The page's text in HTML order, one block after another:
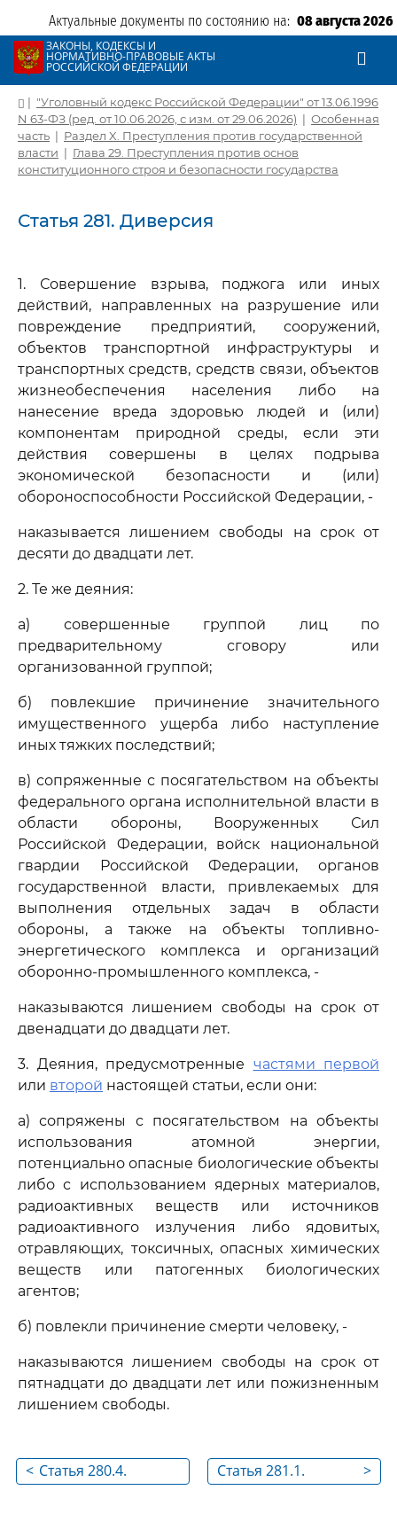
Актуальные документы по состоянию на: 08 августа 2026
ЗАКОНЫ, КОДЕКСЫ И
НОРМАТИВНО-ПРАВОВЫЕ АКТЫ
РОССИЙСКОЙ ФЕДЕРАЦИИ
| "Уголовный кодекс Российской Федерации" от 13.06.1996
N 63-ФЗ (ред. от 10.06.2026, с изм. от 29.06.2026) | Особенная
часть | Раздел X. Преступления против государственной
власти | Глава 29. Преступления против основ
конституционного строя и безопасности государства
Статья 281. Диверсия
1. Совершение взрыва, поджога или иных
действий, направленных на разрушение или
повреждение предприятий, сооружений,
объектов транспортной инфраструктуры и
транспортных средств, средств связи, объектов
жизнеобеспечения населения либо на
нанесение вреда здоровью людей и (или)
компонентам природной среды, если эти
действия совершены в целях подрыва
экономической безопасности и (или)
обороноспособности Российской Федерации, -
наказывается лишением свободы на срок от
десяти до двадцати лет.
2. Те же деяния:
а) совершенные группой лиц по
предварительному сговору или
организованной группой;
б) повлекшие причинение значительного
имущественного ущерба либо наступление
иных тяжких последствий;
в) сопряженные с посягательством на объекты
федерального органа исполнительной власти в
области обороны, Вооруженных Сил
Российской Федерации, войск национальной
гвардии Российской Федерации, органов
государственной власти, привлекаемых для
выполнения отдельных задач в области
обороны, а также на объекты топливно-
энергетического комплекса и организаций
оборонно-промышленного комплекса, -
наказываются лишением свободы на срок от
двенадцати до двадцати лет.
3. Деяния, предусмотренные частями первой
или второй настоящей статьи, если они:
а) сопряжены с посягательством на объекты
использования атомной энергии,
потенциально опасные биологические объекты
либо с использованием ядерных материалов,
радиоактивных веществ или источников
радиоактивного излучения либо ядовитых,
отравляющих, токсичных, опасных химических
веществ или патогенных биологических
агентов;
б) повлекли причинение смерти человеку, -
наказываются лишением свободы на срок от
пятнадцати до двадцати лет или пожизненным
лишением свободы.
< Статья 280.4.
>
Статья 281.1.